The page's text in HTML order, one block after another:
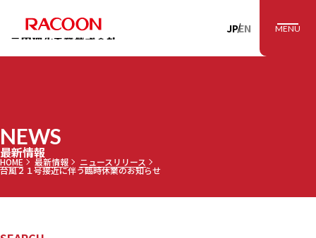
RACOON 三田理
JPEN MENU
NEWS
最新情報
HOME 最新情報 ニュースリリース
台風２１号接近に伴う臨時休業のお知らせ